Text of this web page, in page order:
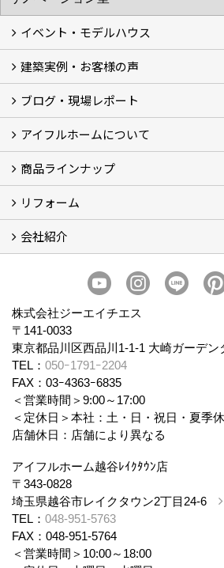
イベント・モデルハウス
イベント
モデルハウス見学
建築実例・お客様の声
建築実例
お客様の声
ブログ・現場レポート
ブログ
現場レポート
アイフルホームについて
アイフルホームについて (5)
商品ラインナップ
商品ラインナップ
リフォーム
まるごと断熱リフォーム
イベント情報
施工事例
会社紹介
スタッフ紹介
個人情報保護方針
株式会社ジーエイチエス
〒141-0033
東京都品川区西品川1-1-1 大崎ガーデ
TEL： 050ｰ1791ｰ2204
FAX：03ｰ4363ｰ6835
＜営業時間＞9:00～17:00
＜定休日＞本社：土・日・祝日・夏季
店舗休日：店舗により異なる
アイフルホーム越谷ﾚｲｸﾀｳﾝ店
〒343-0828
埼玉県越谷市レイクタウン2丁目24-6
TEL： 048-951-5763
FAX：048-951-5764
＜営業時間＞10:00～18:00